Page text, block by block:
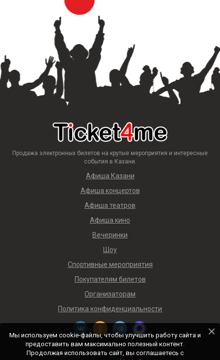
Продажа электронных билетов на крутые мероприятия и интересные
события в Казани.
Афиша Казани
Афиша концертов
Афиша театров
Афиша кино
Вечеринки
Шоу
Спортивные мероприятия
Покупателям билетов
Организаторам
Политика конфиденциальности
Мы используем cookie-файлы, чтобы улучшить работу сайта и
предоставить вам максимально полезный контент.
Продолжая использовать сайт, вы соглашаетесь с